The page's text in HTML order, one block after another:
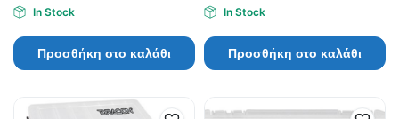
In Stock
Προσθήκη στο καλάθι
In Stock
Προσθήκη στο καλάθι